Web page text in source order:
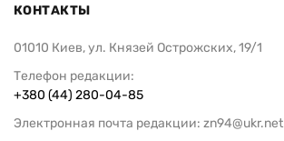
КОНТАКТЫ
01010 Киев, ул. Князей Острожских, 19/1
Телефон редакции:
+380 (44) 280-04-85
Электронная почта редакции: zn94@ukr.net